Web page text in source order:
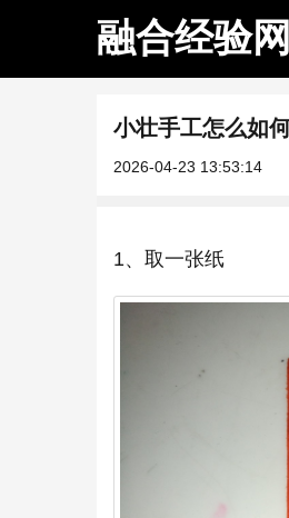
融合经验网
小壮手工怎么如
2026-04-23 13:53:14
1、取一张纸